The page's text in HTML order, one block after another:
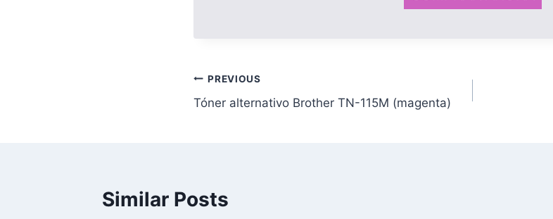
PREVIOUS
Tóner alternativo Brother TN-115M (magenta)
Similar Posts